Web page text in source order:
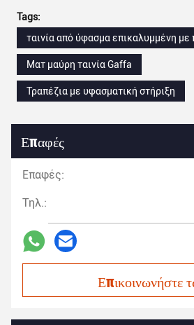
Tags:
ταινία από ύφασμα επικαλυμμένη με
Ματ μαύρη ταινία Gaffa
Τραπέζια με υφασματική στήριξη
Επαφές
Επαφές:
Τηλ.:
Επικοινωνήστε